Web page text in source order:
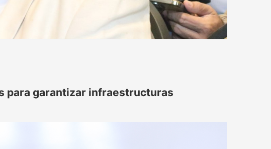
para garantizar infraestructuras